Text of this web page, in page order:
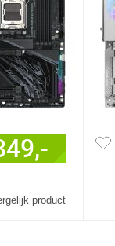
product